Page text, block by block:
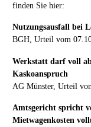
finden Sie hier:
Nutzungsausfall bei
BGH, Urteil vom
Werkstatt darf voll
Kaskoanspruch
AG Münster, Urteil
Amtsgericht spricht
Mietwagenkosten